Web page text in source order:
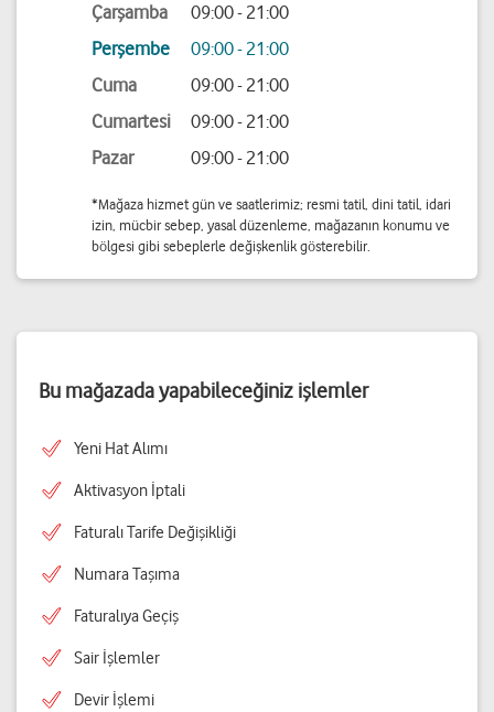
Çarşamba
09:00 - 21:00
Perşembe
09:00 - 21:00
Cuma
09:00 - 21:00
Cumartesi
09:00 - 21:00
Pazar
09:00 - 21:00
*Mağaza hizmet gün ve saatlerimiz; resmi tatil, dini tatil, idari
izin, mücbir sebep, yasal düzenleme, mağazanın konumu ve
bölgesi gibi sebeplerle değişkenlik gösterebilir.
Bu mağazada yapabileceğiniz işlemler
Yeni Hat Alımı
Aktivasyon İptali
Faturalı Tarife Değişikliği
Numara Taşıma
Faturalıya Geçiş
Sair İşlemler
Devir İşlemi